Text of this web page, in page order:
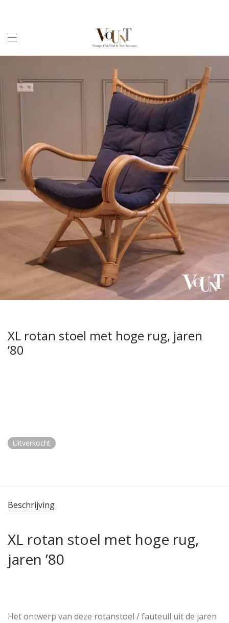
XL rotan stoel met hoge rug, jaren
’80
Uitverkocht
Beschrijving
XL rotan stoel met hoge rug,
jaren ’80
Het ontwerp van deze rotanstoel / fauteuil uit de jaren